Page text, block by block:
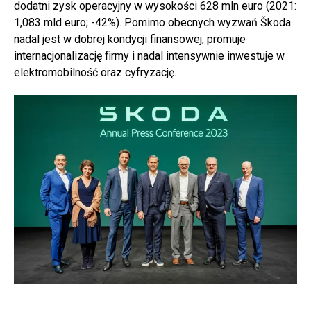
dodatni zysk operacyjny w wysokości 628 mln euro (2021:
1,083 mld euro; -42%). Pomimo obecnych wyzwań Škoda
nadal jest w dobrej kondycji finansowej, promuje
internacjonalizację firmy i nadal intensywnie inwestuje w
elektromobilność oraz cyfryzację.